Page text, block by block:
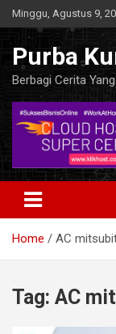
Skip
to
content
Minggu, Agustus 9,
Purba
Berbagi Cerita
Home AC
Tag: AC